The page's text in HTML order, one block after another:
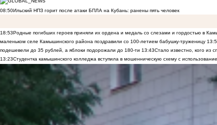
08:50Ильский НПЗ горит после атаки БПЛА на Кубань: ранены пять человек
18:53Родные погибших героев приняли их ордена и медаль со слезами и гордостью в
маленьком селе Камышинского района поздравили со 100-летием бабушку-труженицу
подешевели до 35 рублей, а яблоки подорожали до 180-ти 13:43Стало известно, кого из
13:23Студентка камышинского колледжа вступила в мошенническую схему с